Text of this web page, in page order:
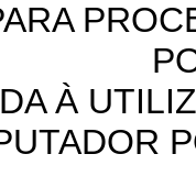
À